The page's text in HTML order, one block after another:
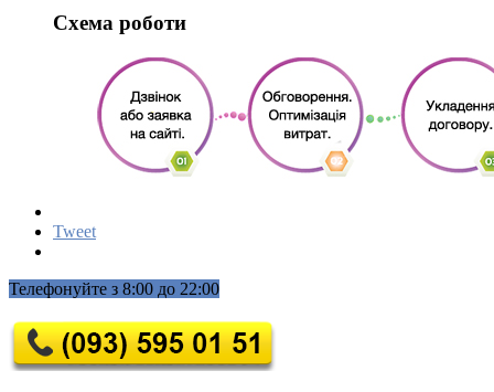
Схема роботи
Tweet
Телефонуйте з 8:00 до 22:00